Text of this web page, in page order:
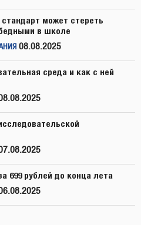
может стереть
в школе
08.08.2025
среда и как с ней
699 рублей до конца лета